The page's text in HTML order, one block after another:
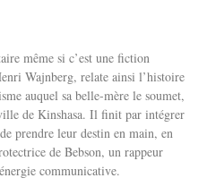
même si c’est une fiction
Wajnberg, relate ainsi l’histoire
auquel sa belle-mère le soumet,
de Kinshasa. Il finit par intégrer
prendre leur destin en main, en
de Bebson, un rappeur
communicative.